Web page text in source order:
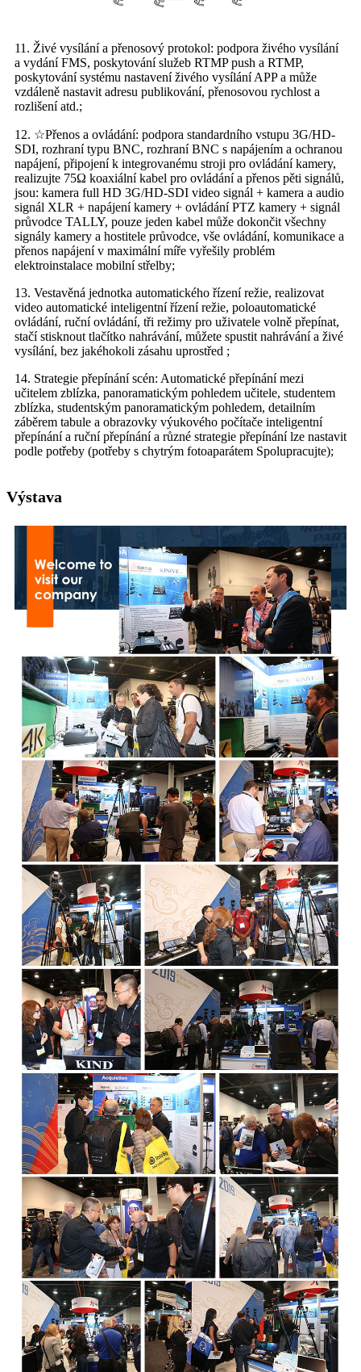
11. Živé vysílání a přenosový protokol: podpora živého vysílání
a vydání FMS, poskytování služeb RTMP push a RTMP,
poskytování systému nastavení živého vysílání APP a může
vzdáleně nastavit adresu publikování, přenosovou rychlost a
rozlišení atd.;
12. ☆Přenos a ovládání: podpora standardního vstupu 3G/HD-
SDI, rozhraní typu BNC, rozhraní BNC s napájením a ochranou
napájení, připojení k integrovanému stroji pro ovládání kamery,
realizujte 75Ω koaxiální kabel pro ovládání a přenos pěti signálů,
jsou: kamera full HD 3G/HD-SDI video signál + kamera a audio
signál XLR + napájení kamery + ovládání PTZ kamery + signál
průvodce TALLY, pouze jeden kabel může dokončit všechny
signály kamery a hostitele průvodce, vše ovládání, komunikace a
přenos napájení v maximální míře vyřešily problém
elektroinstalace mobilní střelby;
13. Vestavěná jednotka automatického řízení režie, realizovat
video automatické inteligentní řízení režie, poloautomatické
ovládání, ruční ovládání, tři režimy pro uživatele volně přepínat,
stačí stisknout tlačítko nahrávání, můžete spustit nahrávání a živé
vysílání, bez jakéhokoli zásahu uprostřed ;
14. Strategie přepínání scén: Automatické přepínání mezi
učitelem zblízka, panoramatickým pohledem učitele, studentem
zblízka, studentským panoramatickým pohledem, detailním
záběrem tabule a obrazovky výukového počítače inteligentní
přepínání a ruční přepínání a různé strategie přepínání lze nastavit
podle potřeby (potřeby s chytrým fotoaparátem Spolupracujte);
Výstava